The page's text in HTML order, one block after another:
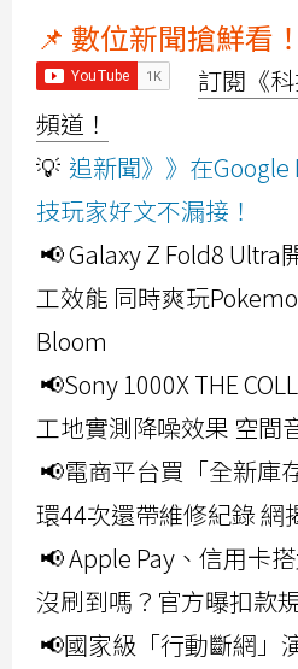
📌 數位新聞搶鮮看！
訂閱《
頻道！
💡 追新聞》》在
技玩家好文不漏接！
📢 Galaxy Z Fold8 Ultra
工效能 同時爽玩
Bloom
📢Sony 1000X THE
工地實測降噪效果 空間
📢電商平台買「全新庫
環44次還帶維修紀錄 網
📢 Apple Pay、信用卡
沒刷到嗎？官方曝扣款
📢國家級「行動斷網」